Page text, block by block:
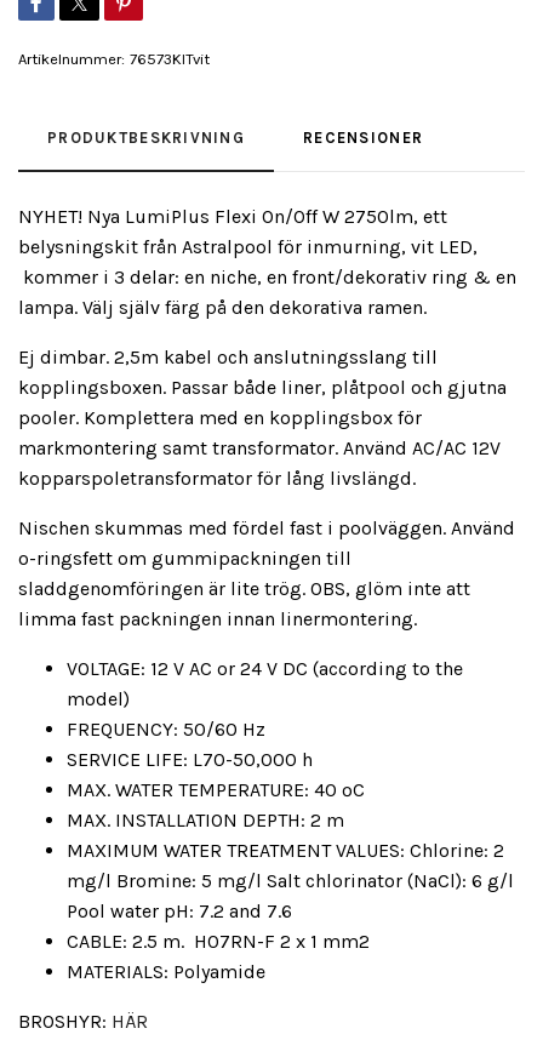
Artikelnummer: 76573KITvit
PRODUKTBESKRIVNING RECENSIONER
NYHET! Nya LumiPlus Flexi On/Off W 2750lm, ett
belysningskit från Astralpool för inmurning, vit LED,
kommer i 3 delar: en niche, en front/dekorativ ring & en
lampa. Välj själv färg på den dekorativa ramen.
Ej dimbar. 2,5m kabel och anslutningsslang till
kopplingsboxen. Passar både liner, plåtpool och gjutna
pooler. Komplettera med en kopplingsbox för
markmontering samt transformator. Använd AC/AC 12V
kopparspoletransformator för lång livslängd.
Nischen skummas med fördel fast i poolväggen. Använd
o-ringsfett om gummipackningen till
sladdgenomföringen är lite trög. OBS, glöm inte att
limma fast packningen innan linermontering.
VOLTAGE: 12 V AC or 24 V DC (according to the
model)
FREQUENCY: 50/60 Hz
SERVICE LIFE: L70-50,000 h
MAX. WATER TEMPERATURE: 40 ºC
MAX. INSTALLATION DEPTH: 2 m
MAXIMUM WATER TREATMENT VALUES: Chlorine: 2
mg/l Bromine: 5 mg/l Salt chlorinator (NaCl): 6 g/l
Pool water pH: 7.2 and 7.6
CABLE: 2.5 m. H07RN-F 2 x 1 mm2
MATERIALS: Polyamide
BROSHYR: HÄR